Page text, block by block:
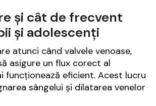
și cât de frecvent
și adolescenți
atunci când valvele venoase,
asigure un flux corect al
funcționează eficient. Acest lucru
sângelui și dilatarea venelor